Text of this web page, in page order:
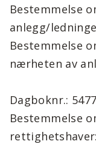
Bestemmelse
anlegg/
Bestemmelse
nærheten av
Dagboknr.:
Bestemmelse